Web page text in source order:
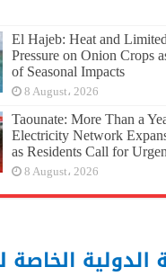
El Hajeb: Heat and
Pressure on Onion Crops
of Seasonal Impacts
8 August، 2026
Taounate: More Than a
Electricity Network
as Residents Call for
8 August، 2026